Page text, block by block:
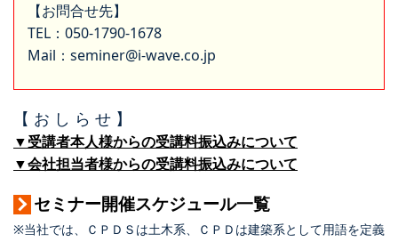
【お問合せ先】
TEL：050-1790-1678
Mail：seminer@i-wave.co.jp
【 お し ら せ 】
▼受講者本人様からの受講料振込みについて
▼会社担当者様からの受講料振込みについて
セミナー開催スケジュール一覧
※当社では、ＣＰＤＳは土木系、ＣＰＤは建築系として用語を定義